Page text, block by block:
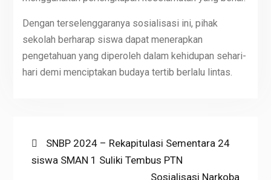
Dengan terselenggaranya sosialisasi ini, pihak
sekolah berharap siswa dapat menerapkan
pengetahuan yang diperoleh dalam kehidupan sehari-
hari demi menciptakan budaya tertib berlalu lintas.
Post
navigation
Previous
post:
SNBP 2024 – Rekapitulasi Sementara 24
siswa SMAN 1 Suliki Tembus PTN
Next
Sosialisasi Narkoba